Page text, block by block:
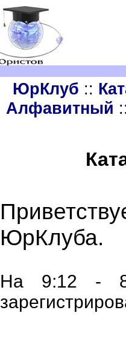
ЮрКлуб ::
Алфавитный
ЮрКлуба.
На 9:12 -